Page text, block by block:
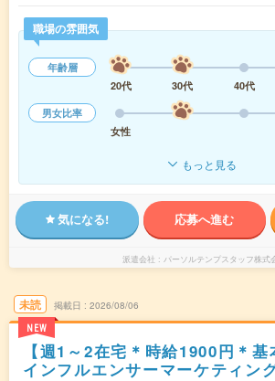
職場の雰囲気
年齢層
20代
30代 40代
男女比率
女性
もっと見る
気になる! 応募へ進む
派遣会社 パーソルテンプスタッフ株式
未読
NEW
掲載日 2026/08/06
【週1～2在宅＊時給1900円＊基
インフルエンサーマーケティン